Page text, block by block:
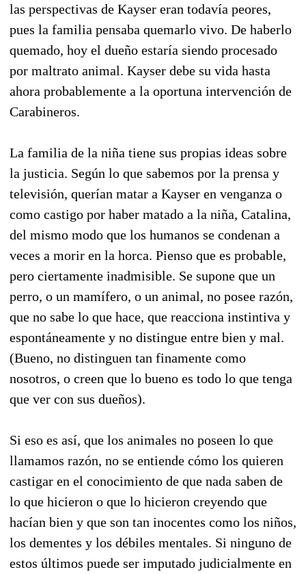
las perspectivas de Kayser eran todavía peores,
pues la familia pensaba quemarlo vivo. De haberlo
quemado, hoy el dueño estaría siendo procesado
por maltrato animal. Kayser debe su vida hasta
ahora probablemente a la oportuna intervención de
Carabineros.
La familia de la niña tiene sus propias ideas sobre
la justicia. Según lo que sabemos por la prensa y
televisión, querían matar a Kayser en venganza o
como castigo por haber matado a la niña, Catalina,
del mismo modo que los humanos se condenan a
veces a morir en la horca. Pienso que es probable,
pero ciertamente inadmisible. Se supone que un
perro, o un mamífero, o un animal, no posee razón,
que no sabe lo que hace, que reacciona instintiva y
espontáneamente y no distingue entre bien y mal.
(Bueno, no distinguen tan finamente como
nosotros, o creen que lo bueno es todo lo que tenga
que ver con sus dueños).
Si eso es así, que los animales no poseen lo que
llamamos razón, no se entiende cómo los quieren
castigar en el conocimiento de que nada saben de
lo que hicieron o que lo hicieron creyendo que
hacían bien y que son tan inocentes como los niños,
los dementes y los débiles mentales. Si ninguno de
estos últimos puede ser imputado judicialmente en